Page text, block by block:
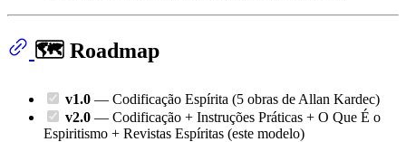
🗺️ Roadmap
v1.0 — Codificação Espírita (5 obras de Allan Kardec)
v2.0 — Codificação + Instruções Práticas + O Que É o
Espiritismo + Revistas Espíritas (este modelo)